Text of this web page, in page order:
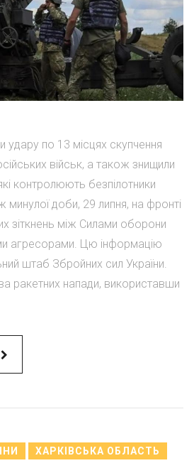
удару по 13 місцях скупчення
військ, а також знищили
контролюють безпілотники
доби, 29 липня, на фронті
зіткнень між Силами оборони
агресорами. Цю інформацію
штаб Збройних сил України.
ракетних напади, використавши
ХАРКІВСЬКА ОБЛАСТЬ